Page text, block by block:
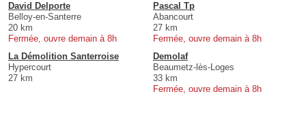
David Delporte
Belloy-en-Santerre
20 km
Fermée, ouvre demain à 8h
Pascal Tp
Abancourt
27 km
Fermée, ouvre demain à 8h
La Démolition Santerroise
Hypercourt
27 km
Demolaf
Beaumetz-lès-Loges
33 km
Fermée, ouvre demain à 8h